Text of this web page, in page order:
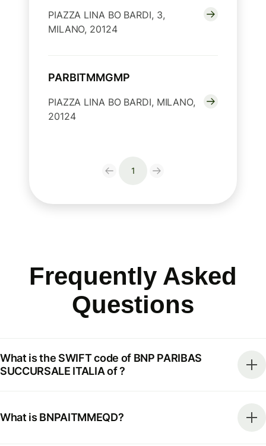
PIAZZA LINA BO BARDI, 3,
MILANO, 20124
PARBITMMGMP
PIAZZA LINA BO BARDI, MILANO,
20124
1
Frequently Asked
Questions
What is the SWIFT code of BNP PARIBAS
SUCCURSALE ITALIA of ?
What is BNPAITMMEQD?